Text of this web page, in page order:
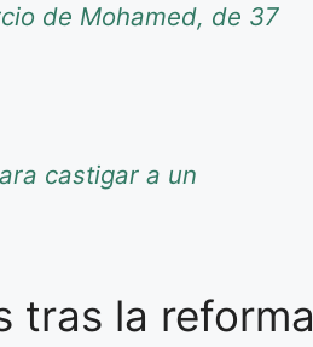
de Mohamed, de 37
castigar a un
tras la reforma